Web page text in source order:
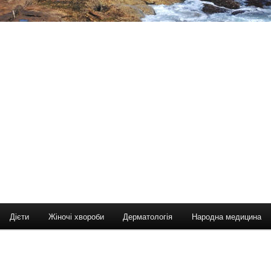
Дієти Жіночі хвороби Дерматологія Народна медицина